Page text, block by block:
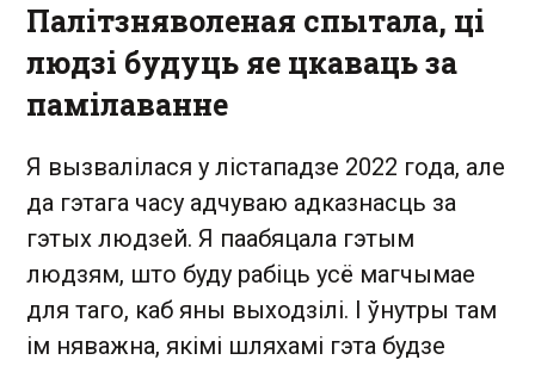
Палітзняволеная спытала, ці
людзі будуць яе цкаваць за
памілаванне
Я вызвалілася у лістападзе 2022 года, але
да гэтага часу адчуваю адказнасць за
гэтых людзей. Я паабяцала гэтым
людзям, што буду рабіць усё магчымае
для таго, каб яны выходзілі. І ўнутры там
ім няважна, якімі шляхамі гэта будзе